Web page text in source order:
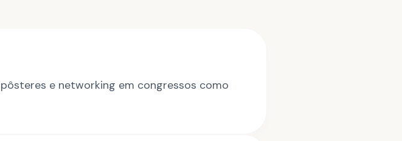
e networking em congressos como